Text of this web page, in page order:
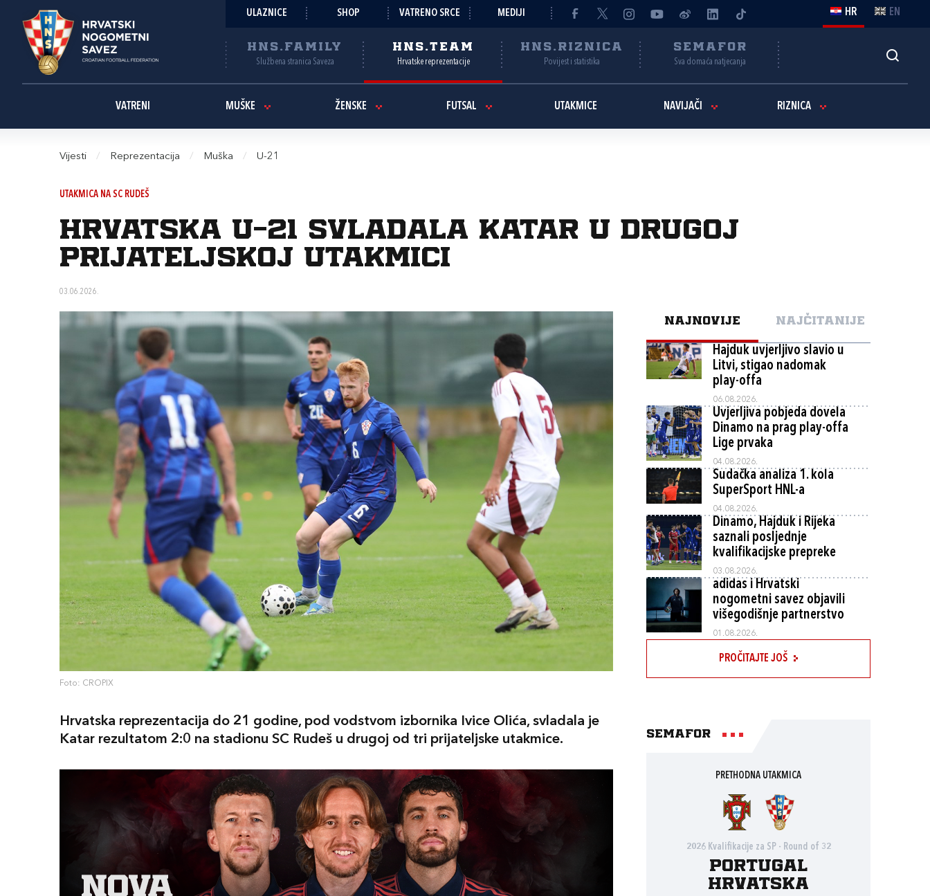
ULAZNICE SHOP VATRENO SRCE MEDIJI HR EN
HNS.FAMILY
Službena stranica Saveza
HNS.TEAM
Hrvatske reprezentacije
HNS.RIZNICA
Povijest i statistika
SEMAFOR
Sva domaća natjecanja
VATRENI MUŠKE ŽENSKE FUTSAL UTAKMICE NAVIJAČI RIZNICA
Vijesti / Reprezentacija / Muška / U-21
UTAKMICA NA SC RUDEŠ
Hrvatska U-21 svladala Katar u drugoj
prijateljskoj utakmici
03.06.2026.
Foto: CROPIX
Hrvatska reprezentacija do 21 godine, pod vodstvom izbornika Ivice Olića, svladala je
Katar rezultatom 2:0 na stadionu SC Rudeš u drugoj od tri prijateljske utakmice.
NAJNOVIJE NAJČITANIJE
Hajduk uvjerljivo slavio u
Litvi, stigao nadomak
play-offa
06.08.2026.
Uvjerljiva pobjeda dovela
Dinamo na prag play-offa
Lige prvaka
04.08.2026.
Sudačka analiza 1. kola
SuperSport HNL-a
04.08.2026.
Dinamo, Hajduk i Rijeka
saznali posljednje
kvalifikacijske prepreke
03.08.2026.
adidas i Hrvatski
nogometni savez objavili
višegodišnje partnerstvo
01.08.2026.
PROČITAJTE JOŠ
Semafor
PRETHODNA UTAKMICA
2026 Kvalifikacije za SP - Round of 32
Portugal
Hrvatska